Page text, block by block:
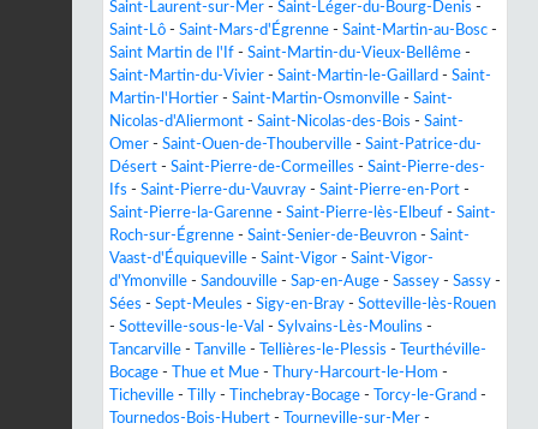
Saint-Laurent-sur-Mer - Saint-Léger-du-Bourg-Denis -
Saint-Lô - Saint-Mars-d'Égrenne - Saint-Martin-au-Bosc -
Saint Martin de l'If - Saint-Martin-du-Vieux-Bellême -
Saint-Martin-du-Vivier - Saint-Martin-le-Gaillard - Saint-
Martin-l'Hortier - Saint-Martin-Osmonville - Saint-
Nicolas-d'Aliermont - Saint-Nicolas-des-Bois - Saint-
Omer - Saint-Ouen-de-Thouberville - Saint-Patrice-du-
Désert - Saint-Pierre-de-Cormeilles - Saint-Pierre-des-
Ifs - Saint-Pierre-du-Vauvray - Saint-Pierre-en-Port -
Saint-Pierre-la-Garenne - Saint-Pierre-lès-Elbeuf - Saint-
Roch-sur-Égrenne - Saint-Senier-de-Beuvron - Saint-
Vaast-d'Équiqueville - Saint-Vigor - Saint-Vigor-
d'Ymonville - Sandouville - Sap-en-Auge - Sassey - Sassy -
Sées - Sept-Meules - Sigy-en-Bray - Sotteville-lès-Rouen
- Sotteville-sous-le-Val - Sylvains-Lès-Moulins -
Tancarville - Tanville - Tellières-le-Plessis -
Teurthéville-
Bocage - Thue et Mue - Thury-Harcourt-le-Hom -
Ticheville - Tilly - Tinchebray-Bocage - Torcy-le-Grand -
Tournedos-Bois-Hubert - Tourneville-sur-Mer -